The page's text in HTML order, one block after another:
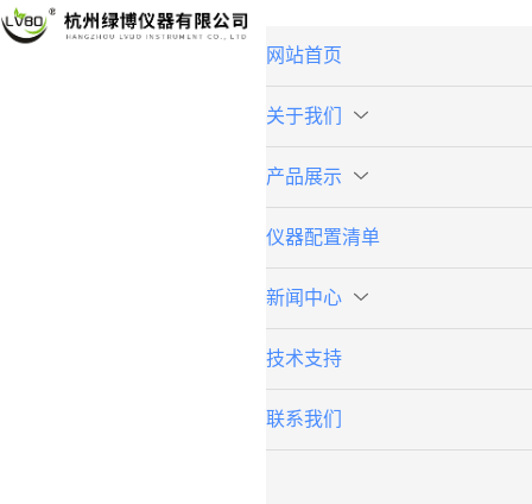
网站首页
关于我们
产品展示
仪器配置清单
新闻中心
技术支持
联系我们